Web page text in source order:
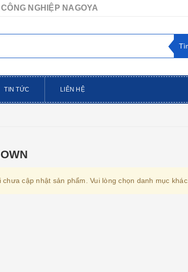
NGHIỆP NAGOYA
TIN TỨC LIÊN HỆ
chưa cập nhật sản phẩm. Vui lòng chọn danh mục khác.